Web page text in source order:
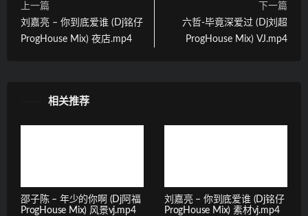
上一篇
刘嘉亮 – 你到底爱谁 (Dj铭仔
ProgHouse Mix) 夜店.mp4
下一篇
六哲-毕竟深爱过 (Dj刘超
ProgHouse Mix) VJ.mp4
相关推荐
邵子陈 – 年少的你啊 (Dj阿福
ProgHouse Mix) 风景vj.mp4
刘嘉亮 – 你到底爱谁 (Dj铭仔
ProgHouse Mix) 素材vj.mp4